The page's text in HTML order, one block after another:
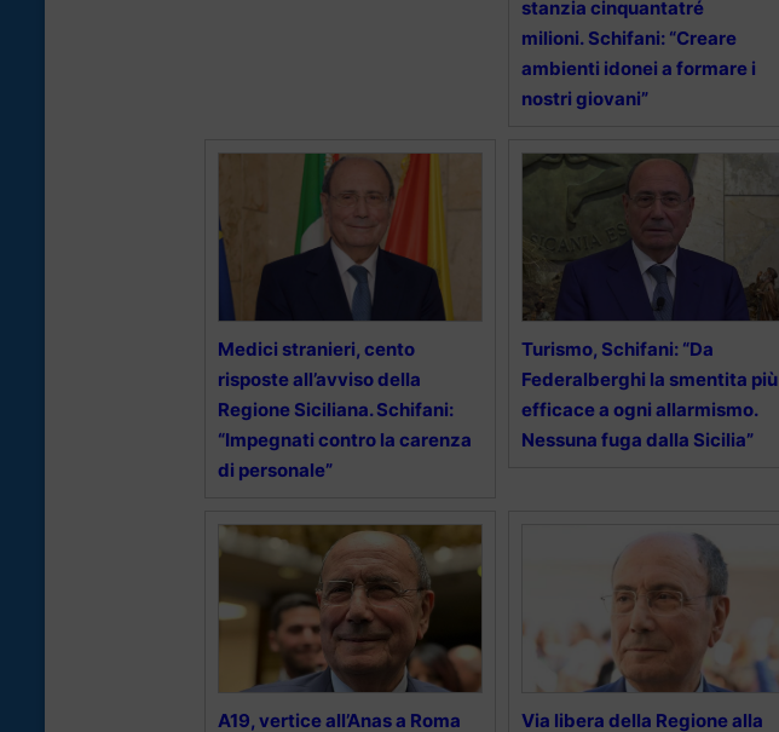
stanzia cinquantatré
milioni. Schifani: “Creare
ambienti idonei a formare i
nostri giovani”
Medici stranieri, cento
risposte all’avviso della
Regione Siciliana. Schifani:
“Impegnati contro la carenza
di personale”
Turismo, Schifani: “Da
Federalberghi la smentita più
efficace a ogni allarmismo.
Nessuna fuga dalla Sicilia”
A19, vertice all’Anas a Roma
Via libera della Regione alla